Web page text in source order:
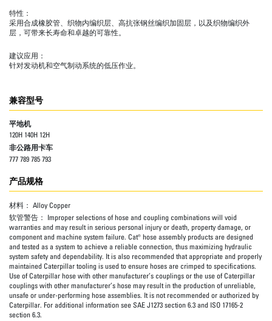
特性：
采用合成橡胶管、织物内编织层、高抗张钢丝编织加固层，以及织物编织外
层，可带来长寿命和卓越的可靠性。
建议应用：
针对发动机和空气制动系统的低压作业。
兼容型号
平地机
120H 140H 12H
非公路用卡车
777 789 785 793
产品规格
材料： Alloy Copper
软管警告： Improper selections of hose and coupling combinations will void
warranties and may result in serious personal injury or death, property damage, or
component and machine system failure. Cat® hose assembly products are designed
and tested as a system to achieve a reliable connection, thus maximizing hydraulic
system safety and dependability. It is also recommended that appropriate and properly
maintained Caterpillar tooling is used to ensure hoses are crimped to specifications.
Use of Caterpillar hose with other manufacturer’s couplings or the use of Caterpillar
couplings with other manufacturer’s hose may result in the production of unreliable,
unsafe or under-performing hose assemblies. It is not recommended or authorized by
Caterpillar. For additional information see SAE J1273 section 6.3 and ISO 17165-2
section 6.3.